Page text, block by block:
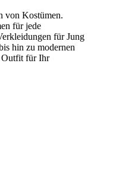
von Kostümen.
für jede
für Jung
hin zu modernen
Outfit für Ihr